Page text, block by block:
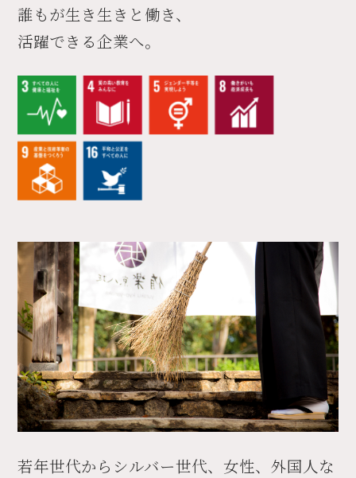
誰もが生き生きと働き、
活躍できる企業へ。
若年世代からシルバー世代、女性、外国人な